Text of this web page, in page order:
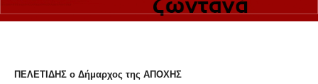
ΠΕΛΕΤΙΔΗΣ ο Δήμαρχος της ΑΠΟΧΗΣ